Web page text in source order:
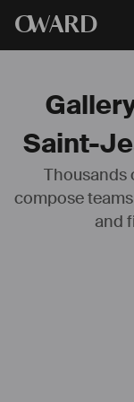
OWARD
Saint-
Thousands
compose
and
Je suis
Je suis ouvert à
barrière. J'aime